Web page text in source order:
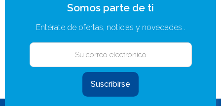
Somos parte de ti
Entérate de ofertas, noticias y novedades .
Suscribirse